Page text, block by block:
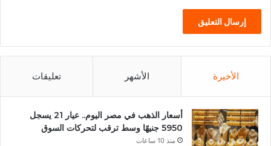
الأخيرة الأشهر تعليقات
أسعار الذهب في مصر اليوم.. عيار 21 يسجل
5950 جنيهًا وسط ترقب لتحركات السوق
منذ 10 ساعات